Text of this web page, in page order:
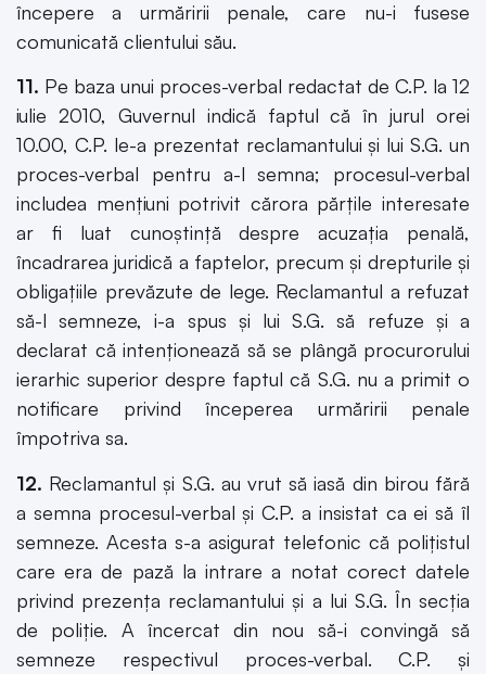
începere a urmăririi penale, care nu-i fusese
comunicată clientului său.
11. Pe baza unui proces-verbal redactat de C.P. la 12
iulie 2010, Guvernul indică faptul că în jurul orei
10.00, C.P. le-a prezentat reclamantului şi lui S.G. un
proces-verbal pentru a-l semna; procesul-verbal
includea menţiuni potrivit cărora părţile interesate
ar fi luat cunoştinţă despre acuzaţia penală,
încadrarea juridică a faptelor, precum şi drepturile şi
obligaţiile prevăzute de lege. Reclamantul a refuzat
să-l semneze, i-a spus şi lui S.G. să refuze şi a
declarat că intenţionează să se plângă procurorului
ierarhic superior despre faptul că S.G. nu a primit o
notificare privind începerea urmăririi penale
împotriva sa.
12. Reclamantul şi S.G. au vrut să iasă din birou fără
a semna procesul-verbal şi C.P. a insistat ca ei să îl
semneze. Acesta s-a asigurat telefonic că poliţistul
care era de pază la intrare a notat corect datele
privind prezenţa reclamantului şi a lui S.G. În secţia
de poliţie. A încercat din nou să-i convingă să
semneze respectivul proces-verbal. C.P. şi